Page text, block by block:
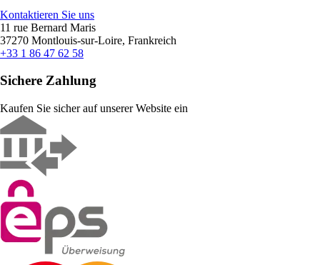
Kontaktieren Sie uns
11 rue Bernard Maris
37270 Montlouis-sur-Loire, Frankreich
+33 1 86 47 62 58
Sichere Zahlung
Kaufen Sie sicher auf unserer Website ein